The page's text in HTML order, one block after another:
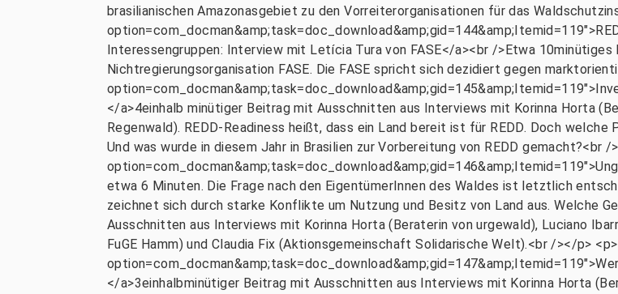
brasilianischen Amazonasgebiet zu den Vorreiterorganisationen für das
Interessengruppen: Interview mit Letícia Tura von FASE</a><br />Etwa
Nichtregierungsorganisation FASE. Die FASE spricht sich dezidiert gegen
</a>4einhalb minütiger Beitrag mit Ausschnitten aus Interviews mit Korinna Horta
Regenwald). REDD-Readiness heißt, dass ein Land bereit ist für REDD. Doch
Und was wurde in diesem Jahr in Brasilien zur Vorbereitung von REDD gemacht?<br /
etwa 6 Minuten. Die Frage nach den EigentümerInnen des Waldes ist letztlich
zeichnet sich durch starke Konflikte um Nutzung und Besitz von Land aus. Welche
Ausschnitten aus Interviews mit Korinna Horta (Beraterin von urgewald), Luciano
FuGE Hamm) und Claudia Fix (Aktionsgemeinschaft Solidarische Welt).<br /></p>
</a>3einhalbminütiger Beitrag mit Ausschnitten aus Interviews mit Korinna Horta